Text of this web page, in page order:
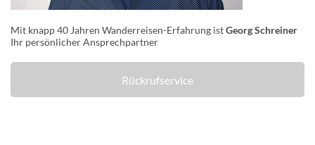
Mit knapp 40 Jahren Wanderreisen-Erfahrung istGeorg Schreiner
Ihr persönlicher Ansprechpartner
Rückrufservice